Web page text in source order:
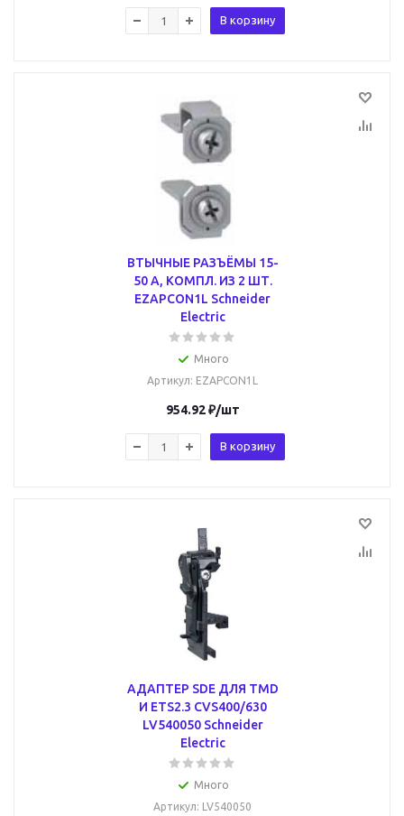
В корзину
ВТЫЧНЫЕ РАЗЪЁМЫ 15-
50 A, КОМПЛ. ИЗ 2 ШТ.
EZAPCON1L Schneider
Electric
Много
Артикул: EZAPCON1L
954.92₽/шт
В корзину
АДАПТЕР SDE ДЛЯ ТМD
И ETS2.3 CVS400/630
LV540050 Schneider
Electric
Много
Артикул: LV540050